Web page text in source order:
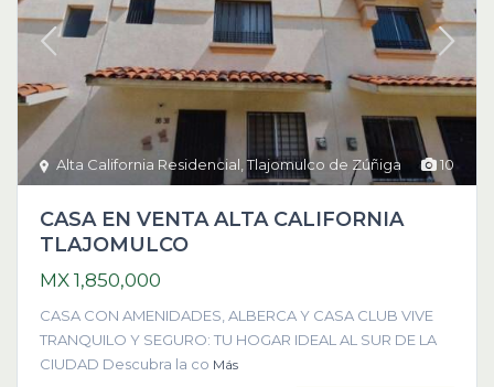
10
Alta California Residencial ,Tlajomulco de Zúñiga
CASA EN VENTA ALTA CALIFORNIA
TLAJOMULCO
MX 1,850,000
CASA CON AMENIDADES, ALBERCA Y CASA CLUB VIVE
TRANQUILO Y SEGURO: TU HOGAR IDEAL AL SUR DE LA
CIUDAD Descubra la co Más